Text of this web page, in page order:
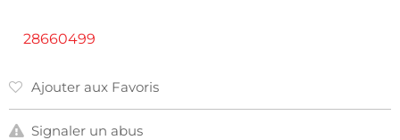
28660499
Ajouter aux Favoris
Signaler un abus